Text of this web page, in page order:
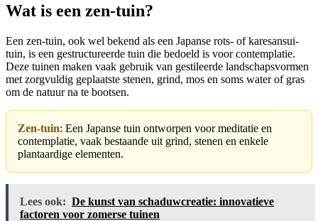
Wat is een zen-tuin?
Een zen-tuin, ook wel bekend als een Japanse rots- of karesansui-
tuin, is een gestructureerde tuin die bedoeld is voor contemplatie.
Deze tuinen maken vaak gebruik van gestileerde landschapsvormen
met zorgvuldig geplaatste stenen, grind, mos en soms water of gras
om de natuur na te bootsen.
Zen-tuin: Een Japanse tuin ontworpen voor meditatie en
contemplatie, vaak bestaande uit grind, stenen en enkele
plantaardige elementen.
Lees ook: De kunst van schaduwcreatie: innovatieve
factoren voor zomerse tuinen